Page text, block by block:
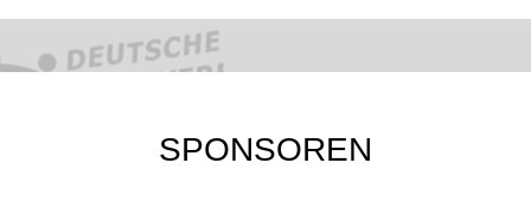
SPONSOREN